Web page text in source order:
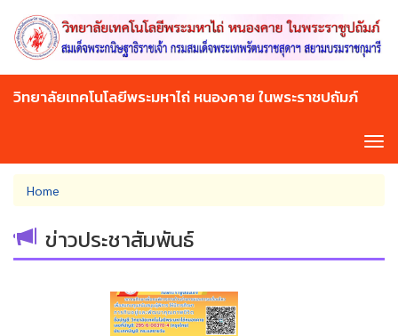
main
content
วิทยาลัยเทคโนโลยีพระมหาไถ่ หนองคาย ในพระราชปถัมภ์
You
are
here
Home
ข่าวประชาสัมพันธ์